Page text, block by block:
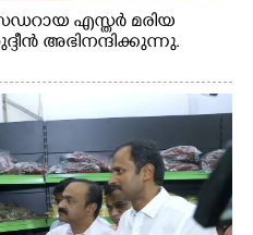
എസ്തർ മരിയ
അഭിനന്ദിക്കുന്നു.